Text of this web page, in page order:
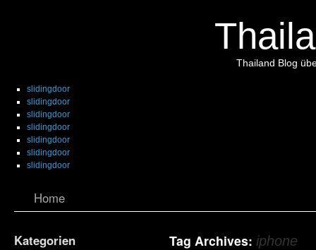
Thailand Blog
slidingdoor
slidingdoor
slidingdoor
slidingdoor
slidingdoor
slidingdoor
slidingdoor
Home
Kategorien Tag Archives: iphone